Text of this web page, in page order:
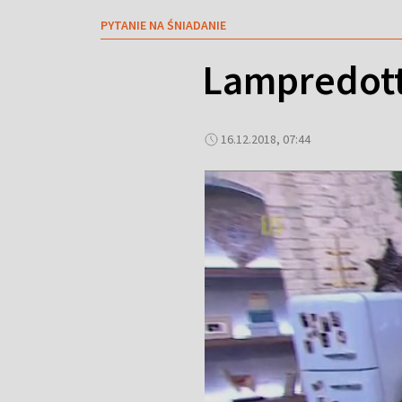
PYTANIE NA ŚNIADANIE
16.12.2018, 07:44